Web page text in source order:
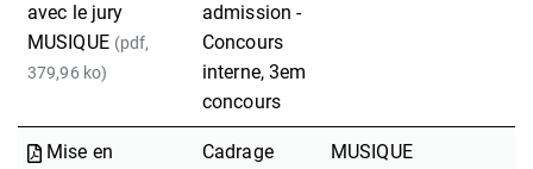
avec le jury
MUSIQUE (pdf,
379,96 ko)
admission -
Concours
interne, 3em
concours
Mise en
Cadrage
MUSIQUE